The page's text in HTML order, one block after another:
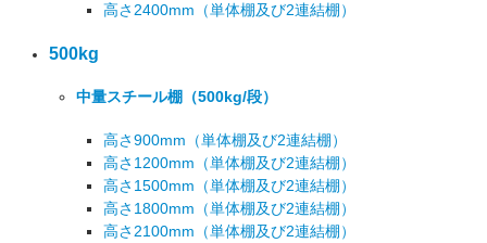
高さ2400mm （単体棚及び2連結棚）
500kg
中量スチール棚 （500kg/段）
高さ900mm （単体棚及び2連結棚）
高さ1200mm （単体棚及び2連結棚）
高さ1500mm （単体棚及び2連結棚）
高さ1800mm （単体棚及び2連結棚）
高さ2100mm （単体棚及び2連結棚）